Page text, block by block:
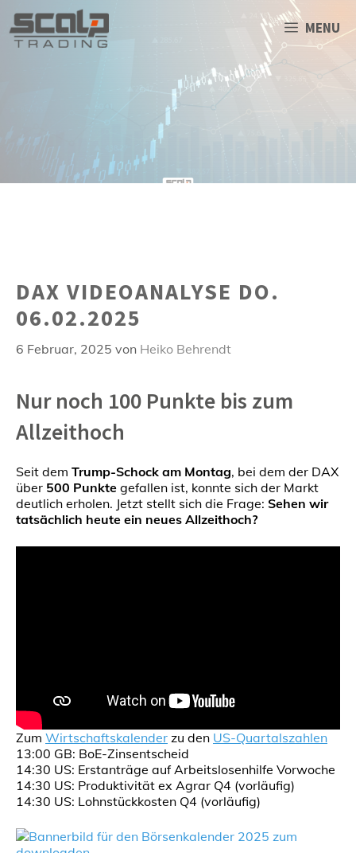
Inhalt
springen
MENU
DAX VIDEOANALYSE DO.
06.02.2025
6 Februar, 2025 von Heiko Behrendt
Nur noch 100 Punkte bis zum
Allzeithoch
Seit dem Trump-Schock am Montag, bei dem der DAX
über 500 Punkte gefallen ist, konnte sich der Markt
deutlich erholen. Jetzt stellt sich die Frage: Sehen wir
tatsächlich heute ein neues Allzeithoch?
Zum Wirtschaftskalender zu den US-Quartalszahlen
13:00 GB: BoE-Zinsentscheid
14:30 US: Erstanträge auf Arbeitslosenhilfe Vorwoche
14:30 US: Produktivität ex Agrar Q4 (vorläufig)
14:30 US: Lohnstückkosten Q4 (vorläufig)